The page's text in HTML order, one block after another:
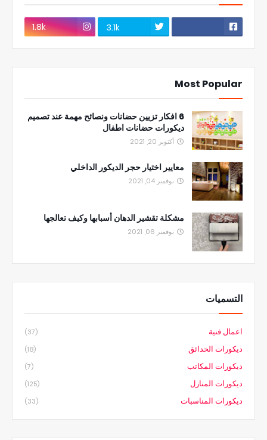
3.1k
1.8k
Most Popular
6 افكار تزيين حضانات ونصائح مهمة عند تصميم
ديكورات حضانات اطفال
أكتوبر 20, 2021
معايير اختيار حجر الديكور الداخلي
نوفمبر 04, 2021
مشكلة تقشير الدهان أسبابها وكيف تعالجها
نوفمبر 06, 2021
التسميات
اعمال فنية (37)
ديكورات الحدائق (18)
ديكورات المكاتب (7)
ديكورات المنازل (125)
ديكورات المناسبات (33)